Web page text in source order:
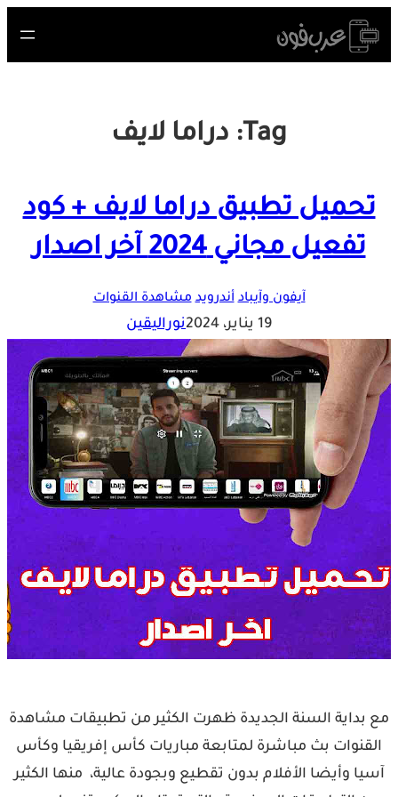
Skip
to
Tag: دراما لايف
تحميل تطبيق دراما لايف + كود
تفعيل مجاني 2024 آخر اصدار
آيفون وآيباد أندرويد مشاهدة القنوات
19 يناير، 2024 نوراليقين
مع بداية السنة الجديدة ظهرت الكثير من تطبيقات مشاهدة
القنوات بث مباشرة لمتابعة مباريات كأس إفريقيا وكأس
آسيا وأيضا الأفلام بدون تقطيع وبجودة عالية، منها الكثير